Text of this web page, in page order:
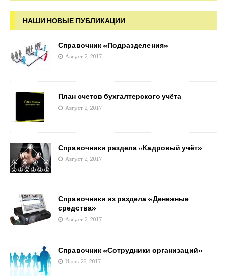
НАШИ НОВЫЕ ПУБЛИКАЦИИ
Справочник «Подразделения»
Август 2, 2017
План счетов бухгалтерского учёта
Август 2, 2017
Справочники раздела «Кадровый учёт»
Август 2, 2017
Справочники из раздела «Денежные
средства»
Август 2, 2017
Справочник «Сотрудники организаций»
Июль 28, 2017